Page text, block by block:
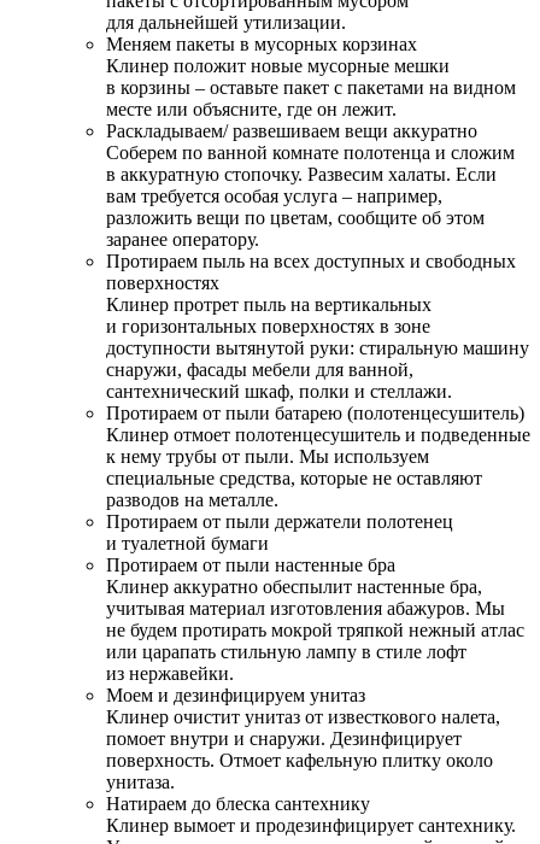
для дальнейшей утилизации.
Меняем пакеты в мусорных корзинах
Клинер положит новые мусорные мешки
в корзины – оставьте пакет с пакетами на видном
месте или объясните, где он лежит.
Раскладываем/ развешиваем вещи аккуратно
Соберем по ванной комнате полотенца и сложим
в аккуратную стопочку. Развесим халаты. Если
вам требуется особая услуга – например,
разложить вещи по цветам, сообщите об этом
заранее оператору.
Протираем пыль на всех доступных и свободных
поверхностях
Клинер протрет пыль на вертикальных
и горизонтальных поверхностях в зоне
доступности вытянутой руки: стиральную машину
снаружи, фасады мебели для ванной,
сантехнический шкаф, полки и стеллажи.
Протираем от пыли батарею (полотенцесушитель)
Клинер отмоет полотенцесушитель и подведенные
к нему трубы от пыли. Мы используем
специальные средства, которые не оставляют
разводов на металле.
Протираем от пыли держатели полотенец
и туалетной бумаги
Протираем от пыли настенные бра
Клинер аккуратно обеспылит настенные бра,
учитывая материал изготовления абажуров. Мы
не будем протирать мокрой тряпкой нежный атлас
или царапать стильную лампу в стиле лофт
из нержавейки.
Моем и дезинфицируем унитаз
Клинер очистит унитаз от известкового налета,
помоет внутри и снаружи. Дезинфицирует
поверхность. Отмоет кафельную плитку около
унитаза.
Натираем до блеска сантехнику
Клинер вымоет и продезинфицирует сантехнику.